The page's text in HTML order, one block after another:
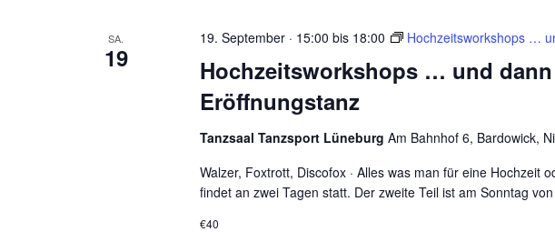
SA.
19
Hochzeitsworkshops … und
Eröffnungstanz
19. September · 15:00 bis 18:00 Hochzeitsworkshops …
Tanzsaal Tanzsport Lüneburg Am Bahnhof 6, Bardowick,
Walzer, Foxtrott, Discofox · Alles was man für eine Hochzeit
findet an zwei Tagen statt. Der zweite Teil ist am Sonntag
€40